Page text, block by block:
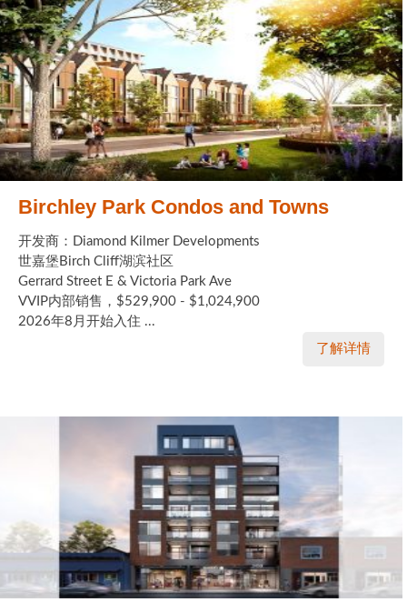
Birchley Park Condos and Towns
开发商：Diamond Kilmer Developments
世嘉堡Birch Cliff湖滨社区
Gerrard Street E & Victoria Park Ave
VVIP内部销售，$529,900 - $1,024,900
2026年8月开始入住 ...
了解详情